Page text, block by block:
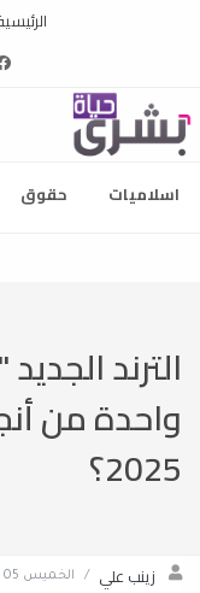
اسلاميات حقوق
الترند
واحدة من
2025؟
زينب علي / الخميس 05 حزيران 2025